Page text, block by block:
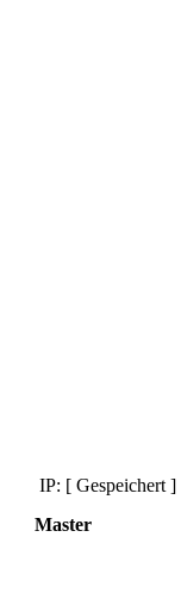
IP: [ Gespeichert ]
Master